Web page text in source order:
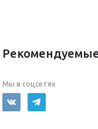
Мы в соцсетях